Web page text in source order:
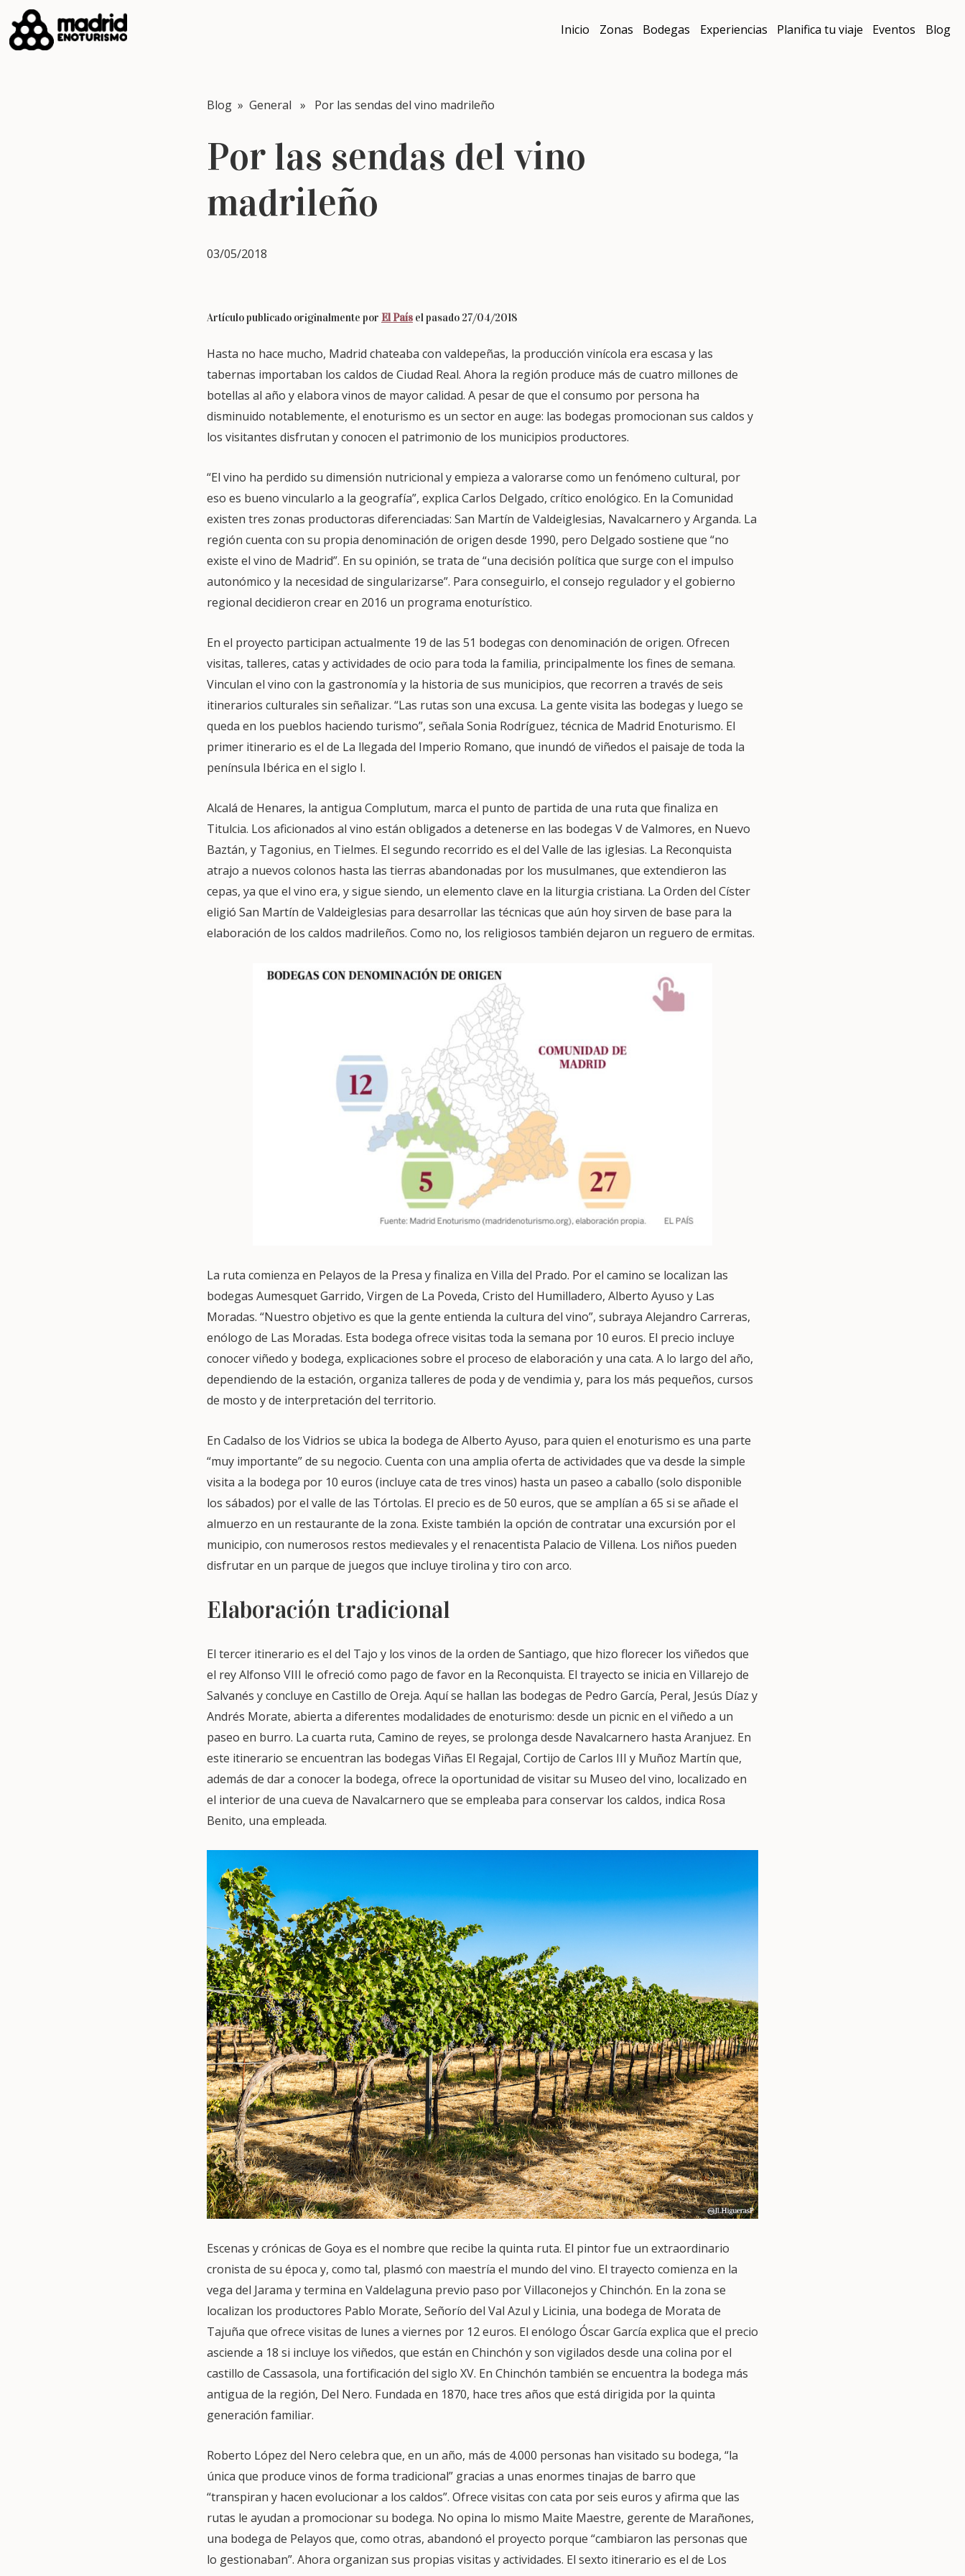
Inicio Zonas Bodegas Experiencias Planifica tu viaje Eventos Blog
Blog » General » Por las sendas del vino madrileño
Por las sendas del vino
madrileño
03/05/2018
Artículo publicado originalmente por El País el pasado 27/04/2018
Hasta no hace mucho, Madrid chateaba con valdepeñas, la producción vinícola era escasa y las
tabernas importaban los caldos de Ciudad Real. Ahora la región produce más de cuatro millones de
botellas al año y elabora vinos de mayor calidad. A pesar de que el consumo por persona ha
disminuido notablemente, el enoturismo es un sector en auge: las bodegas promocionan sus caldos y
los visitantes disfrutan y conocen el patrimonio de los municipios productores.
“El vino ha perdido su dimensión nutricional y empieza a valorarse como un fenómeno cultural, por
eso es bueno vincularlo a la geografía”, explica Carlos Delgado, crítico enológico. En la Comunidad
existen tres zonas productoras diferenciadas: San Martín de Valdeiglesias, Navalcarnero y Arganda. La
región cuenta con su propia denominación de origen desde 1990, pero Delgado sostiene que “no
existe el vino de Madrid”. En su opinión, se trata de “una decisión política que surge con el impulso
autonómico y la necesidad de singularizarse”. Para conseguirlo, el consejo regulador y el gobierno
regional decidieron crear en 2016 un programa enoturístico.
En el proyecto participan actualmente 19 de las 51 bodegas con denominación de origen. Ofrecen
visitas, talleres, catas y actividades de ocio para toda la familia, principalmente los fines de semana.
Vinculan el vino con la gastronomía y la historia de sus municipios, que recorren a través de seis
itinerarios culturales sin señalizar. “Las rutas son una excusa. La gente visita las bodegas y luego se
queda en los pueblos haciendo turismo”, señala Sonia Rodríguez, técnica de Madrid Enoturismo. El
primer itinerario es el de La llegada del Imperio Romano, que inundó de viñedos el paisaje de toda la
península Ibérica en el siglo I.
Alcalá de Henares, la antigua Complutum, marca el punto de partida de una ruta que finaliza en
Titulcia. Los aficionados al vino están obligados a detenerse en las bodegas V de Valmores, en Nuevo
Baztán, y Tagonius, en Tielmes. El segundo recorrido es el del Valle de las iglesias. La Reconquista
atrajo a nuevos colonos hasta las tierras abandonadas por los musulmanes, que extendieron las
cepas, ya que el vino era, y sigue siendo, un elemento clave en la liturgia cristiana. La Orden del Císter
eligió San Martín de Valdeiglesias para desarrollar las técnicas que aún hoy sirven de base para la
elaboración de los caldos madrileños. Como no, los religiosos también dejaron un reguero de ermitas.
La ruta comienza en Pelayos de la Presa y finaliza en Villa del Prado. Por el camino se localizan las
bodegas Aumesquet Garrido, Virgen de La Poveda, Cristo del Humilladero, Alberto Ayuso y Las
Moradas. “Nuestro objetivo es que la gente entienda la cultura del vino”, subraya Alejandro Carreras,
enólogo de Las Moradas. Esta bodega ofrece visitas toda la semana por 10 euros. El precio incluye
conocer viñedo y bodega, explicaciones sobre el proceso de elaboración y una cata. A lo largo del año,
dependiendo de la estación, organiza talleres de poda y de vendimia y, para los más pequeños, cursos
de mosto y de interpretación del territorio.
En Cadalso de los Vidrios se ubica la bodega de Alberto Ayuso, para quien el enoturismo es una parte
“muy importante” de su negocio. Cuenta con una amplia oferta de actividades que va desde la simple
visita a la bodega por 10 euros (incluye cata de tres vinos) hasta un paseo a caballo (solo disponible
los sábados) por el valle de las Tórtolas. El precio es de 50 euros, que se amplían a 65 si se añade el
almuerzo en un restaurante de la zona. Existe también la opción de contratar una excursión por el
municipio, con numerosos restos medievales y el renacentista Palacio de Villena. Los niños pueden
disfrutar en un parque de juegos que incluye tirolina y tiro con arco.
Elaboración tradicional
El tercer itinerario es el del Tajo y los vinos de la orden de Santiago, que hizo florecer los viñedos que
el rey Alfonso VIII le ofreció como pago de favor en la Reconquista. El trayecto se inicia en Villarejo de
Salvanés y concluye en Castillo de Oreja. Aquí se hallan las bodegas de Pedro García, Peral, Jesús Díaz y
Andrés Morate, abierta a diferentes modalidades de enoturismo: desde un picnic en el viñedo a un
paseo en burro. La cuarta ruta, Camino de reyes, se prolonga desde Navalcarnero hasta Aranjuez. En
este itinerario se encuentran las bodegas Viñas El Regajal, Cortijo de Carlos III y Muñoz Martín que,
además de dar a conocer la bodega, ofrece la oportunidad de visitar su Museo del vino, localizado en
el interior de una cueva de Navalcarnero que se empleaba para conservar los caldos, indica Rosa
Benito, una empleada.
Escenas y crónicas de Goya es el nombre que recibe la quinta ruta. El pintor fue un extraordinario
cronista de su época y, como tal, plasmó con maestría el mundo del vino. El trayecto comienza en la
vega del Jarama y termina en Valdelaguna previo paso por Villaconejos y Chinchón. En la zona se
localizan los productores Pablo Morate, Señorío del Val Azul y Licinia, una bodega de Morata de
Tajuña que ofrece visitas de lunes a viernes por 12 euros. El enólogo Óscar García explica que el precio
asciende a 18 si incluye los viñedos, que están en Chinchón y son vigilados desde una colina por el
castillo de Cassasola, una fortificación del siglo XV. En Chinchón también se encuentra la bodega más
antigua de la región, Del Nero. Fundada en 1870, hace tres años que está dirigida por la quinta
generación familiar.
Roberto López del Nero celebra que, en un año, más de 4.000 personas han visitado su bodega, “la
única que produce vinos de forma tradicional” gracias a unas enormes tinajas de barro que
“transpiran y hacen evolucionar a los caldos”. Ofrece visitas con cata por seis euros y afirma que las
rutas le ayudan a promocionar su bodega. No opina lo mismo Maite Maestre, gerente de Marañones,
una bodega de Pelayos que, como otras, abandonó el proyecto porque “cambiaron las personas que
lo gestionaban”. Ahora organizan sus propias visitas y actividades. El sexto itinerario es el de Los